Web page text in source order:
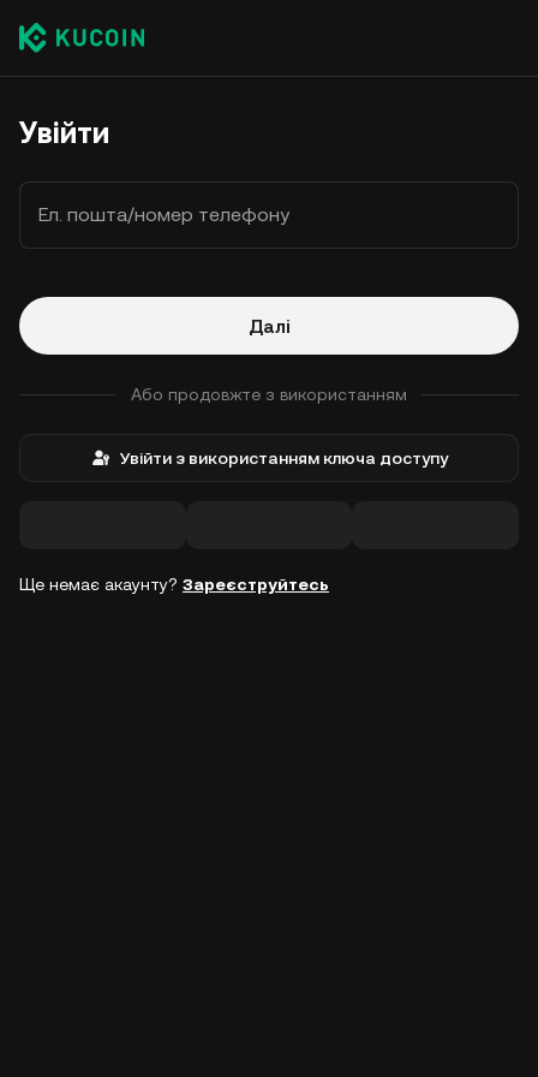
Увійти
Ел. пошта/номер телефону
Далі
Або продовжте з використанням
Увійти з використанням ключа доступу
Ще немає акаунту? Зареєструйтесь